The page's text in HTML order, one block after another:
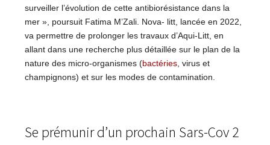
surveiller l’évolution de cette antibiorésistance dans la
mer », poursuit Fatima M’Zali. Nova- litt, lancée en 2022,
va permettre de prolonger les travaux d’Aqui-Litt, en
allant dans une recherche plus détaillée sur le plan de la
nature des micro-organismes (bactéries, virus et
champignons) et sur les modes de contamination.
Se prémunir d’un prochain Sars-Cov 2